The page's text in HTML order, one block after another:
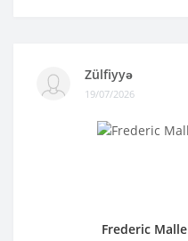
Zülfiyyə
19/07/2026
Frederic